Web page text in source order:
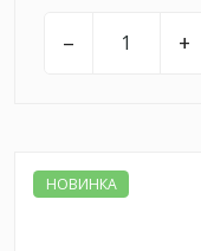
– +
НОВИНКА